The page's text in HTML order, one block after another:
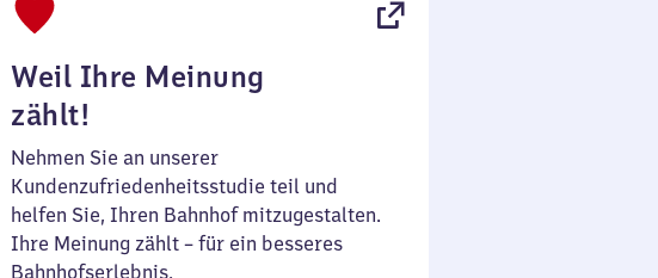
Weil Ihre Meinung
zählt!
Nehmen Sie an unserer
Kundenzufriedenheitsstudie teil und
helfen Sie, Ihren Bahnhof mitzugestalten.
Ihre Meinung zählt – für ein besseres
Bahnhofserlebnis.